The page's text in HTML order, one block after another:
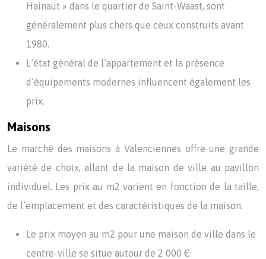
Hainaut » dans le quartier de Saint-Waast, sont
généralement plus chers que ceux construits avant
1980.
L’état général de l’appartement et la présence
d’équipements modernes influencent également les
prix.
Maisons
Le marché des maisons à Valenciennes offre une grande
variété de choix, allant de la maison de ville au pavillon
individuel. Les prix au m2 varient en fonction de la taille,
de l’emplacement et des caractéristiques de la maison.
Le prix moyen au m2 pour une maison de ville dans le
centre-ville se situe autour de 2 000 €.